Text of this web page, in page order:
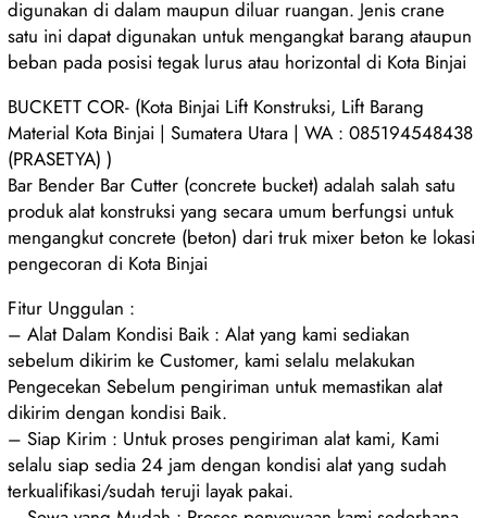
digunakan di dalam maupun diluar ruangan. Jenis crane
satu ini dapat digunakan untuk mengangkat barang ataupun
beban pada posisi tegak lurus atau horizontal di Kota Binjai
BUCKETT COR- (Kota Binjai Lift Konstruksi, Lift Barang
Material Kota Binjai | Sumatera Utara | WA : 085194548438
(PRASETYA) )
Bar Bender Bar Cutter (concrete bucket) adalah salah satu
produk alat konstruksi yang secara umum berfungsi untuk
mengangkut concrete (beton) dari truk mixer beton ke lokasi
pengecoran di Kota Binjai
Fitur Unggulan :
– Alat Dalam Kondisi Baik : Alat yang kami sediakan
sebelum dikirim ke Customer, kami selalu melakukan
Pengecekan Sebelum pengiriman untuk memastikan alat
dikirim dengan kondisi Baik.
– Siap Kirim : Untuk proses pengiriman alat kami, Kami
selalu siap sedia 24 jam dengan kondisi alat yang sudah
terkualifikasi/sudah teruji layak pakai.